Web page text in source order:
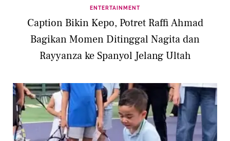
ENTERTAINMENT
Caption Bikin Kepo, Potret Raffi Ahmad
Bagikan Momen Ditinggal Nagita dan
Rayyanza ke Spanyol Jelang Ultah